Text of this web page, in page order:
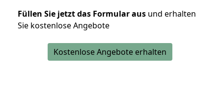
Füllen Sie jetzt das Formular aus und erhalten
Sie kostenlose Angebote
Kostenlose Angebote erhalten